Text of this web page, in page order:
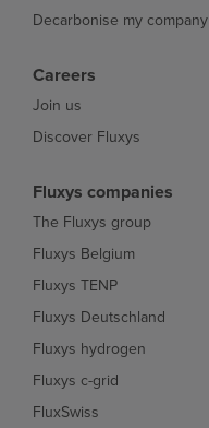
Decarbonise my company
Careers
Join us
Discover Fluxys
Fluxys companies
The Fluxys group
Fluxys Belgium
Fluxys TENP
Fluxys Deutschland
Fluxys hydrogen
Fluxys c-grid
FluxSwiss